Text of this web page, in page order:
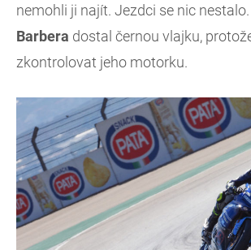
nemohli ji najít. Jezdci se nic nestalo.
Barbera dostal černou vlajku,
zkontrolovat jeho motorku.